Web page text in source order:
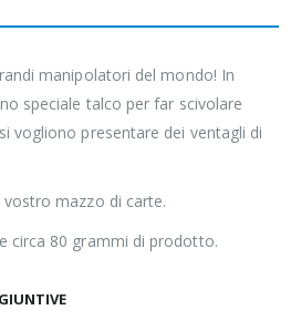
manipolatori del mondo! In
speciale talco per far scivolare
vogliono presentare dei ventagli di
mazzo di carte.
circa 80 grammi di prodotto.